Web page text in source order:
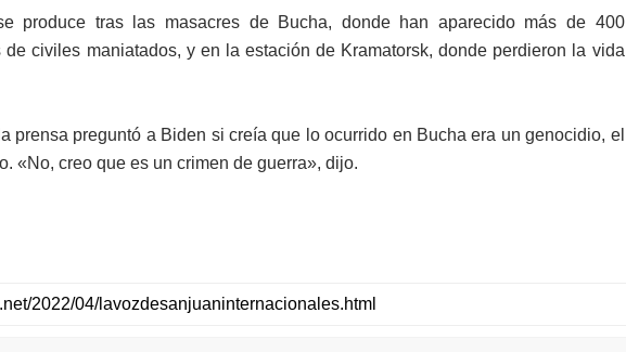
produce tras las masacres de Bucha, donde han aparecido más de 400
civiles maniatados, y en la estación de Kramatorsk, donde perdieron la vida
prensa preguntó a Biden si creía que lo ocurrido en Bucha era un genocidio, el
«No, creo que es un crimen de guerra», dijo.